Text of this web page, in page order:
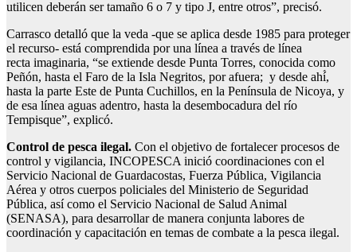
utilicen deberán ser tamaño 6 o 7 y tipo J, entre otros”, precisó.
Carrasco detalló que la veda -que se aplica desde 1985 para proteger
el recurso- está comprendida por una línea a través de línea
recta imaginaria, “se extiende desde Punta Torres, conocida como
Peñón, hasta el Faro de la Isla Negritos, por afuera; y desde ahí́,
hasta la parte Este de Punta Cuchillos, en la Península de Nicoya, y
de esa línea aguas adentro, hasta la desembocadura del río
Tempisque”, explicó.
Control de pesca ilegal. Con el objetivo de fortalecer procesos de
control y vigilancia, INCOPESCA inició coordinaciones con el
Servicio Nacional de Guardacostas, Fuerza Pública, Vigilancia
Aérea y otros cuerpos policiales del Ministerio de Seguridad
Pública, así como el Servicio Nacional de Salud Animal
(SENASA), para desarrollar de manera conjunta labores de
coordinación y capacitación en temas de combate a la pesca ilegal.